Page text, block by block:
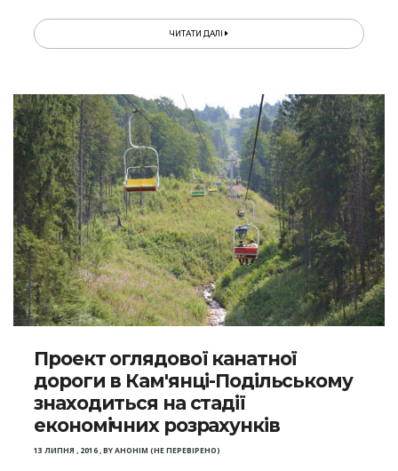
ЧИТАТИ ДАЛІ
Проект оглядової канатної
дороги в Кам'янці-Подільському
знаходиться на стадії
економічних розрахунків
13 ЛИПНЯ , 2016,BYАНОНІМ (НЕ ПЕРЕВІРЕНО)